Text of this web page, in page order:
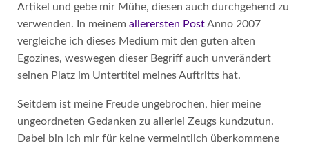
Artikel und gebe mir Mühe, diesen auch durchgehend zu
verwenden. In meinem allerersten PostAnno 2007
vergleiche ich dieses Medium mit den guten alten
Egozines, weswegen dieser Begriff auch unverändert
seinen Platz im Untertitel meines Auftritts hat.
Seitdem ist meine Freude ungebrochen, hier meine
ungeordneten Gedanken zu allerlei Zeugs kundzutun.
Dabei bin ich mir für keine vermeintlich überkommene